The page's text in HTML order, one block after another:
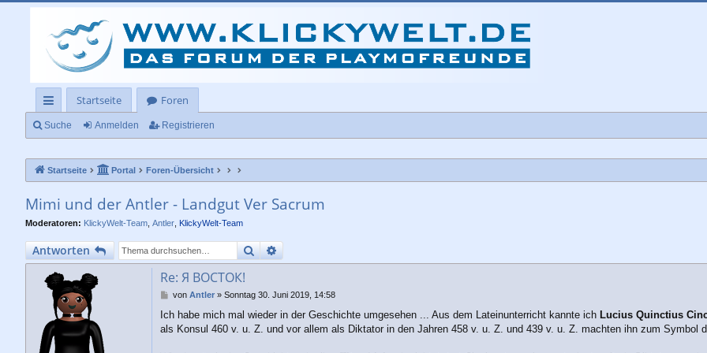
ch
llz
rif
f
Startseite
Foren
Suche Anmelden Registrieren
Startseite Portal Foren-Übersicht
Mimi und der Antler - Landgut Ver Sacrum
Moderatoren: KlickyWelt-Team Antler KlickyWelt-Team
Antworten SucheErweiterte Suche
Re: Я ВОСТОК!
B
i
t
von Antler» Sonntag 30. Juni 2019, 14:58
Ich habe mich mal wieder in der Geschichte umgesehen ... Aus dem Lateinunterricht kannte ich Lucius Quinctius
als Konsul 460 v. u. Z. und vor allem als Diktator in den Jahren 458 v. u. Z. und 439 v. u. Z. machten ihn zum Symbol